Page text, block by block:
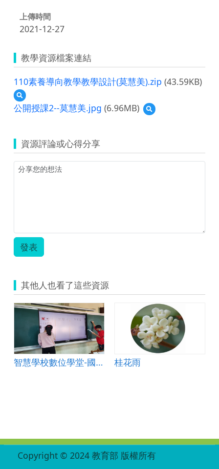
上傳時間
2021-12-27
教學資源檔案連結
110素養導向教學教學設計(莫慧美).zip (43.59KB)
預
覽
110
導
向
教
學
美).zip
公開授課2--莫慧美.jpg (6.96MB)
預
覽
課
2-
資源評論或心得分享
發表
其他人也看了這些資源
智慧學校數位學堂-國語六年級國語「最好的味覺禮物」
桂花雨
Copyright © 2024 教育部 版權所有